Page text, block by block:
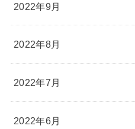
2022年9月
2022年8月
2022年7月
2022年6月